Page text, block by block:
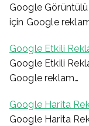
Google
için Google
Google Etkili
Google Etkili
Google reklam…
Google Harita
Google Harita